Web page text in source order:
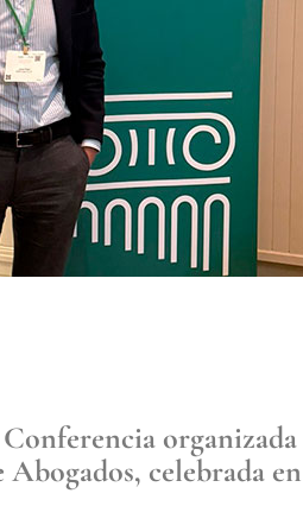
Conferencia
celebrada